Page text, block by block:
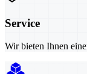
Service
Wir bieten Ihnen